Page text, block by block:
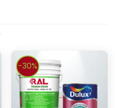
-30%